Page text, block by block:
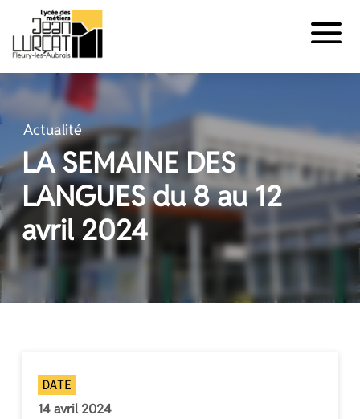
au
contenu
Actualité
LA SEMAINE DES
LANGUES du 8 au 12
avril 2024
DATE
14 avril 2024
Panneau de gestion des cookies